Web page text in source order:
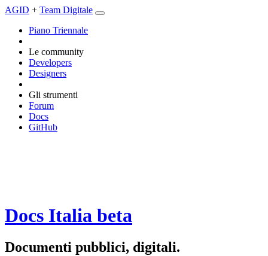
AGID + Team Digitale
Piano Triennale
Le community
Developers
Designers
Gli strumenti
Forum
Docs
GitHub
Docs Italia beta
Documenti pubblici, digitali.